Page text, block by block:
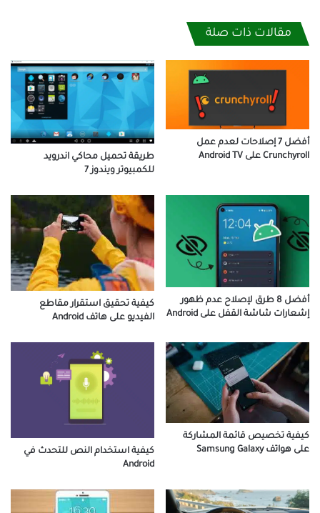
مقالات ذات صلة
أفضل 7 إصلاحات لعدم عمل
Crunchyroll على Android TV
طريقة تحميل محاكي اندرويد
للكمبيوتر ويندوز 7
أفضل 8 طرق لإصلاح عدم ظهور
إشعارات شاشة القفل على Android
كيفية تحقيق استقرار مقاطع
الفيديو على هاتف Android
كيفية تخصيص قائمة المشاركة
على هواتف Samsung Galaxy
كيفية استخدام النص للتحدث في
Android